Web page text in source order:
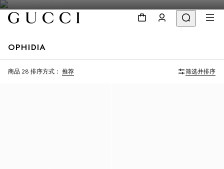
OPHIDIA
商品 28 排序方式： 推荐 筛选并排序
首字母个性化定制